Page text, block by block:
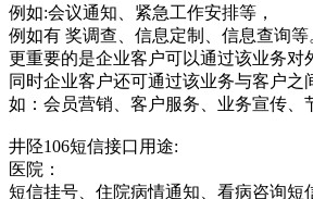
例如:会议通知、紧急工作安排等，
例如有 奖调查、信息定制、信息查询等
更重要的是企业客户可以通过该业务对
同时企业客户还可通过该业务与客户之
如：会员营销、客户服务、业务宣传、
井陉106短信接口用途:
医院：
短信挂号、住院病情通知、看病咨询短